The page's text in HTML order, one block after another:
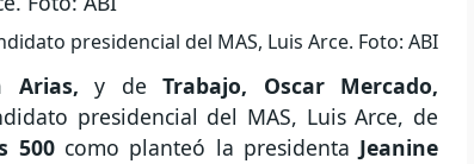
presidencial del MAS, Luis Arce. Foto: ABI
Arias, y deTrabajo, Oscar Mercado,
presidencial del MAS, Luis Arce, de
500como planteó la presidenta Jeanine